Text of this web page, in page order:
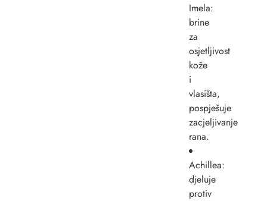
Imela:
brine
za
osjetljivost
kože
i
vlasišta,
pospješuje
zacjeljivanje
rana.
Achillea:
djeluje
protiv